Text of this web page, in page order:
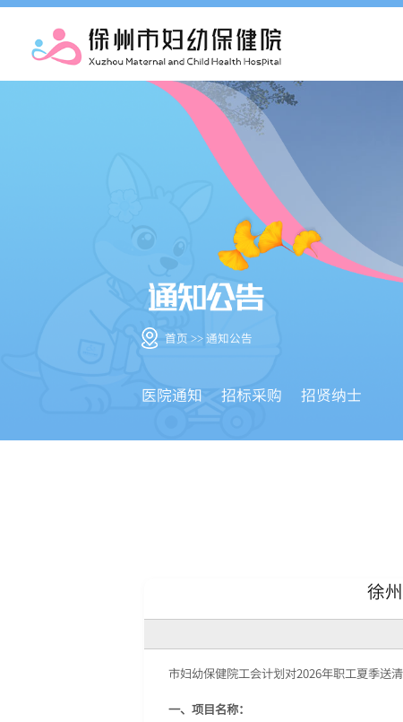
首页 >> 通知公告
医院通知 招标采购 招贤纳士
徐
市妇幼保健院工会计划对2026年职工夏季送
一、项目名称：